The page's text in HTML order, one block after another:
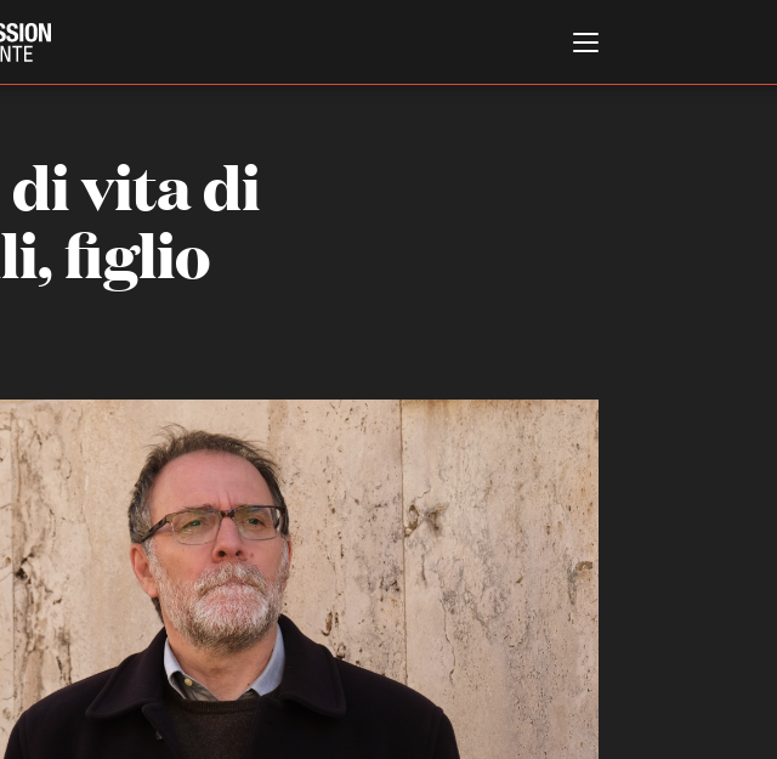
International Film Festival Rotterdam
Berlinale Internationalen
Filmfestspiele Berlin
Festival de Cannes
Biografilm Festival - Bio to B Industry
Days
Locarno Film Festival
Mostra Internazionale d’Arte
Cinematografica Venezia
Toronto International Film Festival
Festa del Cinema di Roma
Torino Film Festival
vita di
figlio